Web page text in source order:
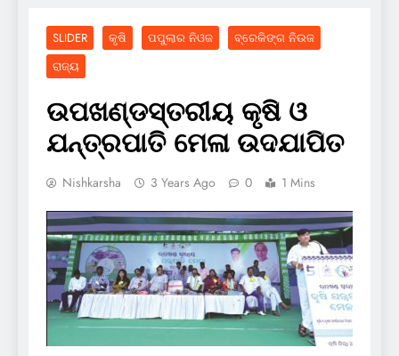
SLIDER କୃଷି ପପୁଲାର ନିଓଜ
ବ୍ରେକିଙ୍ଗ ନିଉଜ
ରାଜ୍ୟ
ଉପଖଣ୍ଡସ୍ତରୀୟ କୃଷି ଓ
ଯନ୍ତ୍ରପାତି ମେଳା ଉଦଯାପିତ
Nishkarsha 3 Years Ago 0 1 Mins